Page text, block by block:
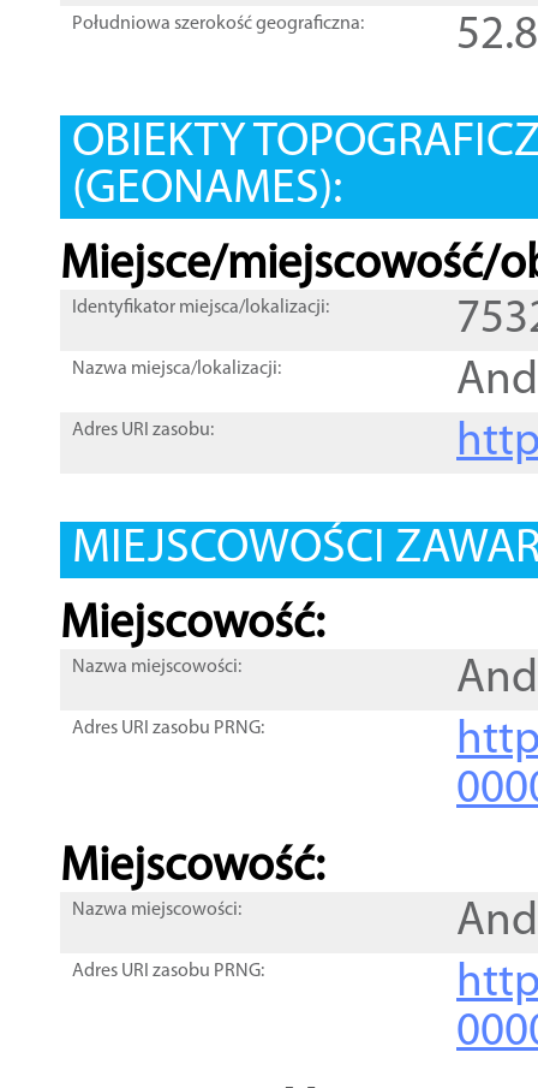
Południowa szerokość geograficzna:
OBIEKTY
(GEONAMES):
Miejsce/miejscowość/
Identyfikator miejsca/lokalizacji:
Nazwa miejsca/lokalizacji:
Adres URI zasobu:
MIEJSCOWOŚCI
Miejscowość:
Nazwa miejscowości:
Adres URI zasobu PRNG:
Miejscowość:
Nazwa miejscowości:
Adres URI zasobu PRNG: